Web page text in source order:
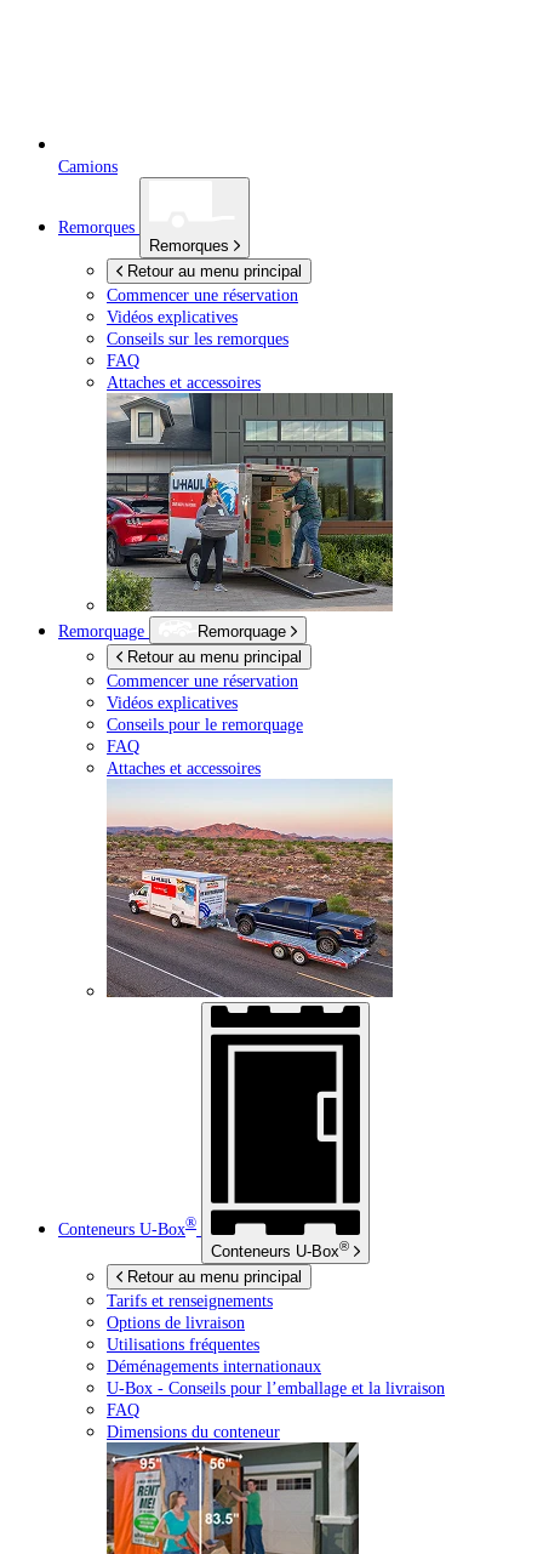
Camions
Remorques
Remorques
Retour au menu principal
Commencer une réservation
Vidéos explicatives
Conseils sur les remorques
FAQ
Attaches et accessoires
Remorquage
Remorquage
Retour au menu principal
Commencer une réservation
Vidéos explicatives
Conseils pour le remorquage
FAQ
Attaches et accessoires
Conteneurs U-Box®
Conteneurs U-Box®
Retour au menu principal
Tarifs et renseignements
Options de livraison
Utilisations fréquentes
Déménagements internationaux
U-Box - Conseils pour l’emballage et la livraison
FAQ
Dimensions du conteneur